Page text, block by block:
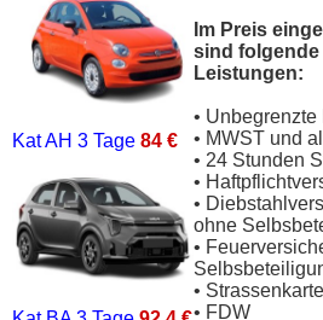
Kat AH 3 Tage 84 €
Im Preis
sind folgende
Leistungen:
•
• MWST und
• 24 Stunden
•
•
ohne
•
• Strassenkarte
• FDW